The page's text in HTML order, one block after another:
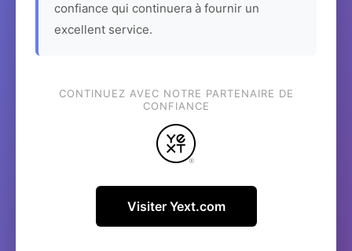
confiance qui continuera à fournir un
excellent service.
CONTINUEZ AVEC NOTRE PARTENAIRE DE
CONFIANCE
Visiter Yext.com